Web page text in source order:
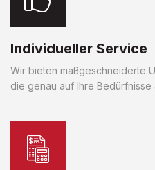
Individueller Service
Wir bieten maßgeschneiderte
die genau auf Ihre Bedürfnisse